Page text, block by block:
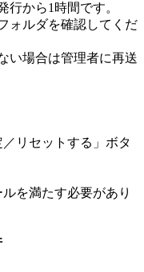
行から1時間です。
ォルダを確認してくだ
い場合は管理者に再送
リセットする」ボタ
を満たす必要があり